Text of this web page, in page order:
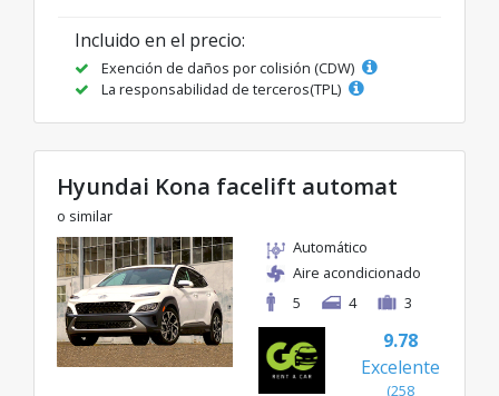
Incluido en el precio:
Exención de daños por colisión (CDW)
La responsabilidad de terceros(TPL)
Hyundai Kona facelift automat
o similar
Automático
Aire acondicionado
5
4 3
9.78
Excelente
(258